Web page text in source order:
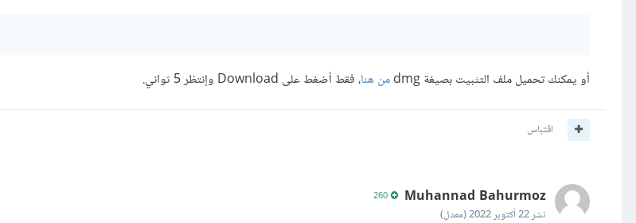
أو يمكنك تحميل ملف التثبيت بصيغة dmg من هنا، فقط أضغط على Download وإنتظر 5 ثواني.
اقتباس
Muhannad Bahurmoz
نشر22 أكتوبر 2022 (معدل)